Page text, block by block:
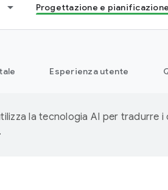
Progettazione e pianificazione
Esperienza utente
la tecnologia AI per tradurre